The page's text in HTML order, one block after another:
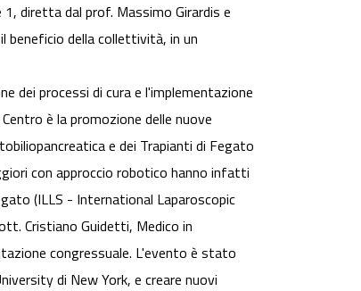
diretta dal prof. Massimo Girardis e
beneficio della collettività, in un
dei processi di cura e l'implementazione
è la promozione delle nuove
e dei Trapianti di Fegato
con approccio robotico hanno infatti
(ILLS - International Laparoscopic
Cristiano Guidetti, Medico in
congressuale. L'evento è stato
di New York, e creare nuovi